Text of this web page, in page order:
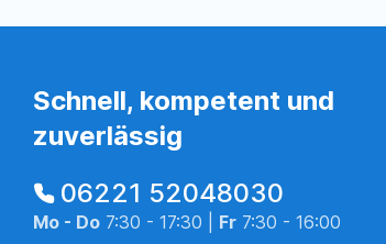
Schnell, kompetent und
zuverlässig
06221 52048030
Mo - Do 7:30 - 17:30 | Fr 7:30 - 16:00